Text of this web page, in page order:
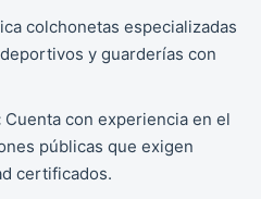
colchonetas especializadas
y guarderías con
Cuenta con experiencia en el
públicas que exigen
certificados.